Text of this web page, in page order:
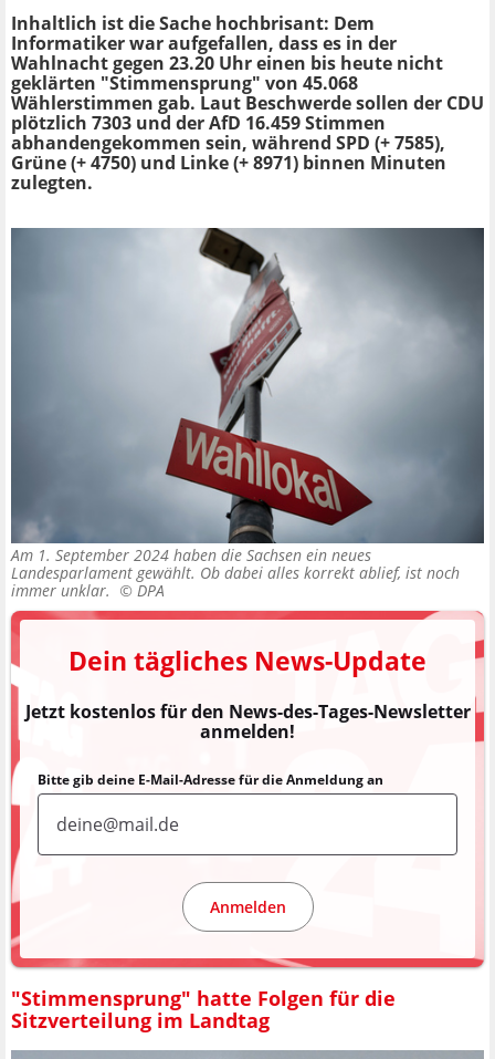
Inhaltlich ist die Sache hochbrisant: Dem
Informatiker war aufgefallen, dass es in der
Wahlnacht gegen 23.20 Uhr einen bis heute nicht
geklärten "Stimmensprung" von 45.068
Wählerstimmen gab. Laut Beschwerde sollen der CDU
plötzlich 7303 und der AfD 16.459 Stimmen
abhandengekommen sein, während SPD (+ 7585),
Grüne (+ 4750) und Linke (+ 8971) binnen Minuten
zulegten.
Am 1. September 2024 haben die Sachsen ein neues
Landesparlament gewählt. Ob dabei alles korrekt ablief, ist noch
immer unklar. © DPA
Dein tägliches News-Update
Jetzt kostenlos für den News-des-Tages-Newsletter
anmelden!
Bitte gib deine E-Mail-Adresse für die Anmeldung an
Anmelden
"Stimmensprung" hatte Folgen für die
Sitzverteilung im Landtag